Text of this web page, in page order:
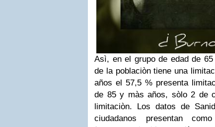
Asì, en el grupo de edad de
de la poblaciòn tiene una
años el 57,5 % presenta
de 85 y màs años, sòlo 2 de
limitaciòn.
Los datos de
ciudadanos presentan